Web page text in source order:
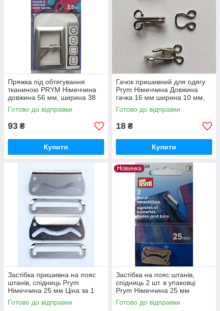
Пряжка під обтягування
тканиною PRYM Німеччина
довжина 56 мм, ширина 38
мм по зовнішньому краю для
пояса 25 мм
Готово до відправки
93 ₴
Купити
Гачок пришивний для одягу
Prym Німеччина Довжина
гачка 16 мм ширина 10 мм,
довжина петлі 10 мм ширина
10 мм
Готово до відправки
18 ₴
Купити
Застібка пришивна на пояс
штанів, спідниць Prym
Німеччина 25 мм Ціна за 1
комплект.
Готово до відправки
Новинка
Застібка на пояс штанів,
спідниць 2 шт. в упаковці
Prym Німеччина 25 мм
Готово до відправки